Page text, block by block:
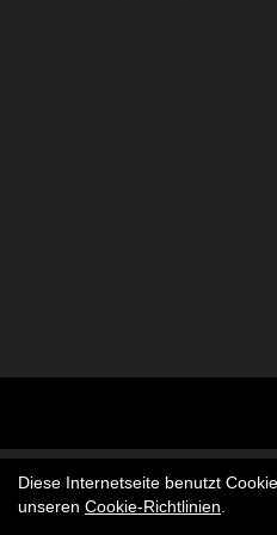
Diese Internetseite benutzt
unseren Cookie-Richtlinien